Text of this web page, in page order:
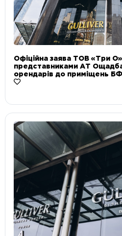
Офіційна заява ТОВ «Три
представниками АТ
орендарів до приміщень